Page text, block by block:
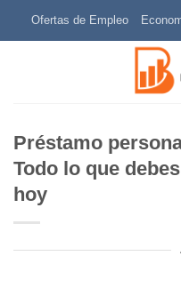
Ofertas de Empleo
Préstamo
Todo lo que
hoy